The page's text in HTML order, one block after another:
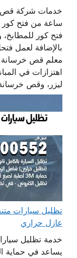
ساعة من فتح كور
فتح كور
بالإضافة لعمل
معلم قص خرسانة
اهتزازات في
ليزر، وقص
عازل حراري
خدمة تظليل
يساعد في حماية